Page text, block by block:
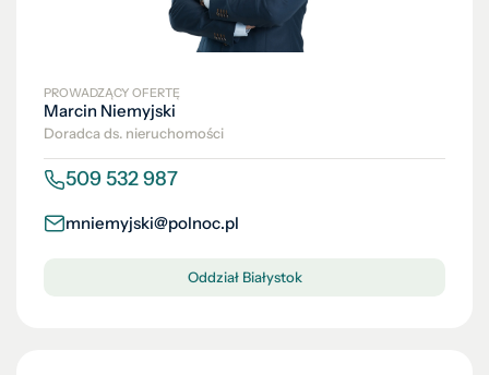
PROWADZĄCY OFERTĘ
Marcin Niemyjski
Doradca ds. nieruchomości
509 532 987
mniemyjski@polnoc.pl
Oddział Białystok